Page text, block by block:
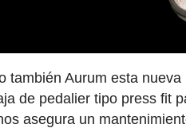
también Aurum esta
de pedalier tipo press fit
asegura un